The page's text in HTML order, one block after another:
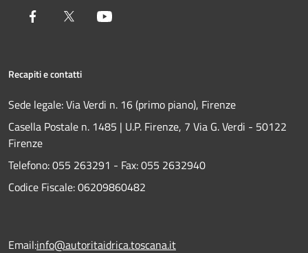
Facebook Twitter
Recapiti e contatti
Sede legale: Via Verdi n. 16 (primo piano), Firenze
Casella Postale n. 1485 | U.P. Firenze, 7 Via G. Verdi - 50122
Firenze
Telefono:055 263291 - Fax:055 2632940
Codice Fiscale: 06209860482
Email:info@autoritaidrica.toscana.it